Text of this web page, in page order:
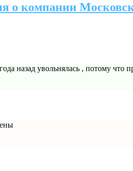
о компании
назад увольнялась , потому